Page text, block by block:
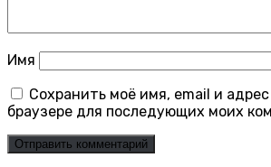
Имя
Сохранить моё имя, email и
браузере для последующих моих